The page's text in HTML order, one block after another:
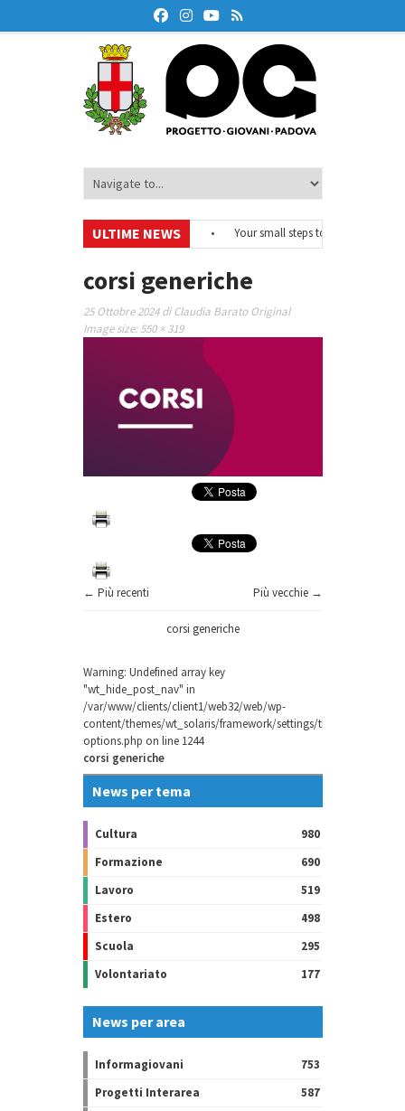
ULTIME NEWS
#EurodeskOnAir – Ciclo di webinar
Your small steps towards
educazione finanziaria
• Oxford Debate Lab – Borse di studio 2026/27
corsi generiche
25 Ottobre 2024 diClaudia Barato Original
Image size:550 × 319
← Più recenti Più vecchie →
corsi generiche
Warning: Undefined array key
"wt_hide_post_nav" in
/var/www/clients/client1/web32/web/wp-
content/themes/wt_solaris/framework/settings/theme-
options.php on line 1244
corsi generiche
News per tema
Cultura
980
Formazione
690
Lavoro
519
Estero
498
Scuola
295
Volontariato
177
News per area
Informagiovani
753
Progetti Interarea
587